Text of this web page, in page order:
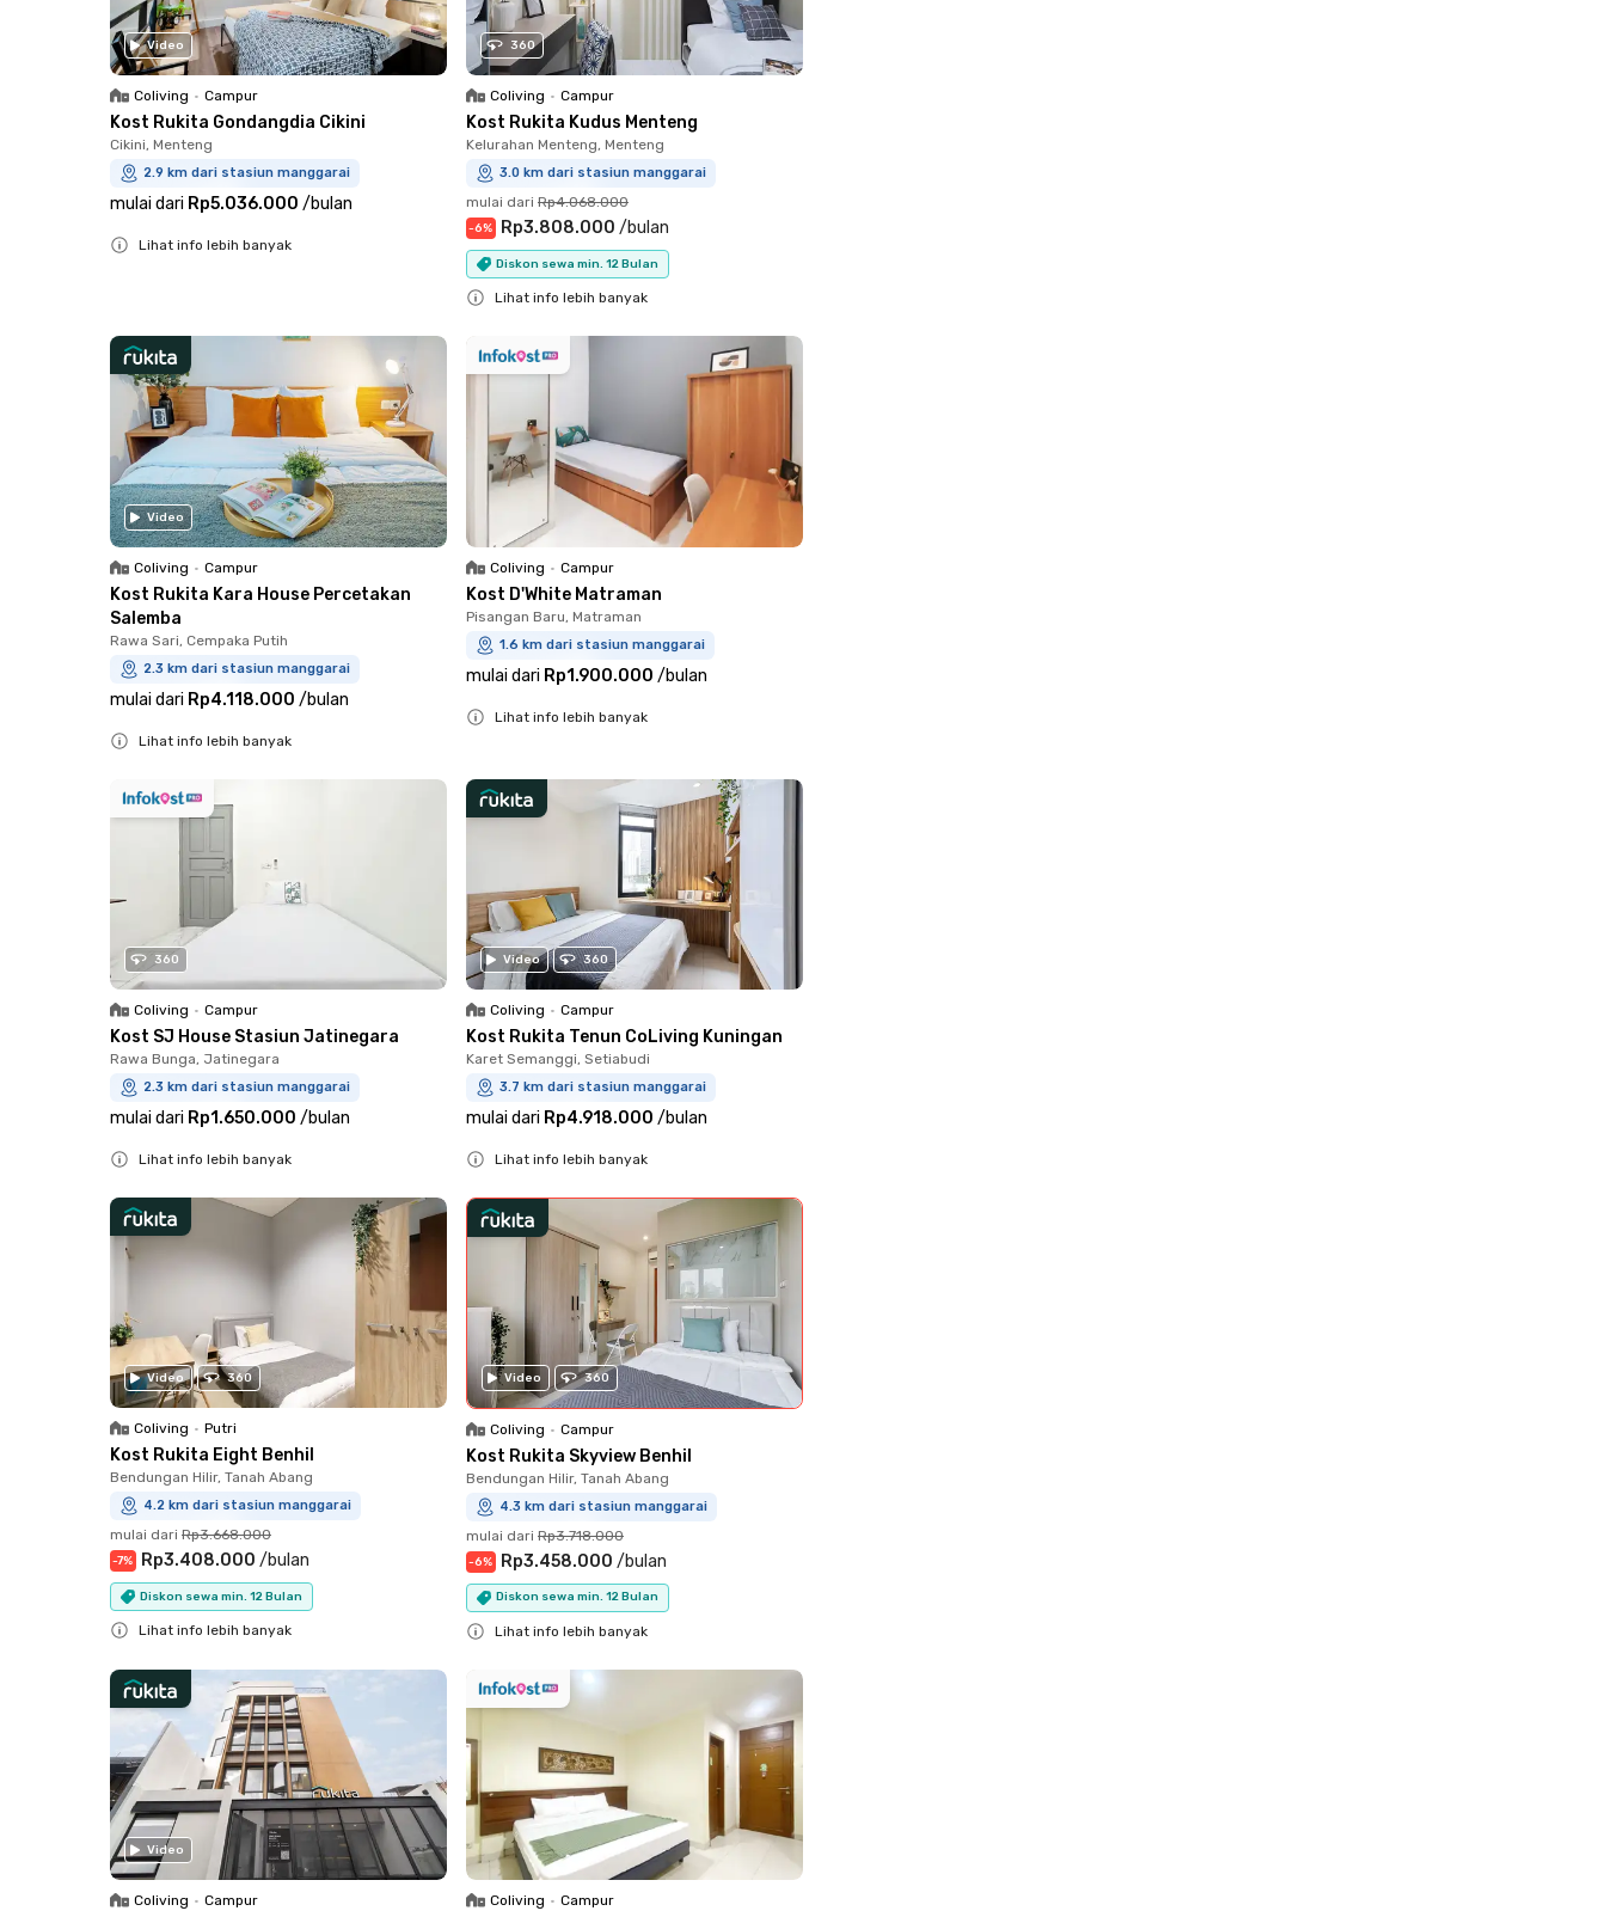
Video
Coliving • Campur
Kost Rukita Gondangdia Cikini
Cikini, Menteng
2.9 km dari stasiun manggarai
mulai dari Rp5.036.000 /bulan
Lihat info lebih banyak
360
Coliving • Campur
Kost Rukita Kudus Menteng
Kelurahan Menteng, Menteng
3.0 km dari stasiun manggarai
mulai dari Rp4.068.000
-6% Rp3.808.000 /bulan
Diskon sewa min. 12 Bulan
Lihat info lebih banyak
Video
Coliving • Campur
Kost Rukita Kara House Percetakan
Salemba
Rawa Sari, Cempaka Putih
2.3 km dari stasiun manggarai
mulai dari Rp4.118.000 /bulan
Lihat info lebih banyak
Coliving • Campur
Kost D'White Matraman
Pisangan Baru, Matraman
1.6 km dari stasiun manggarai
mulai dari Rp1.900.000 /bulan
Lihat info lebih banyak
360
Coliving • Campur
Kost SJ House Stasiun Jatinegara
Rawa Bunga, Jatinegara
2.3 km dari stasiun manggarai
mulai dari Rp1.650.000 /bulan
Lihat info lebih banyak
Video 360
Coliving • Campur
Kost Rukita Tenun CoLiving Kuningan
Karet Semanggi, Setiabudi
3.7 km dari stasiun manggarai
mulai dari Rp4.918.000 /bulan
Lihat info lebih banyak
Video 360
Coliving • Putri
Kost Rukita Eight Benhil
Bendungan Hilir, Tanah Abang
4.2 km dari stasiun manggarai
mulai dari Rp3.668.000
-7% Rp3.408.000 /bulan
Diskon sewa min. 12 Bulan
Lihat info lebih banyak
Video 360
Coliving • Campur
Kost Rukita Skyview Benhil
Bendungan Hilir, Tanah Abang
4.3 km dari stasiun manggarai
mulai dari Rp3.718.000
-6% Rp3.458.000 /bulan
Diskon sewa min. 12 Bulan
Lihat info lebih banyak
Video
Coliving • Campur Coliving • Campur